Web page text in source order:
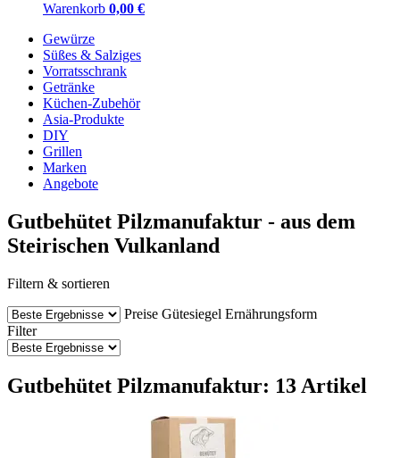
Warenkorb 0,00 €
Gewürze
Süßes & Salziges
Vorratsschrank
Getränke
Küchen-Zubehör
Asia-Produkte
DIY
Grillen
Marken
Angebote
Gutbehütet Pilzmanufaktur - aus dem
Steirischen Vulkanland
Filtern & sortieren
Preise Gütesiegel Ernährungsform
Filter
Gutbehütet Pilzmanufaktur: 13 Artikel